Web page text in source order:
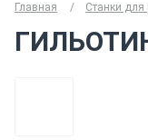
Главная Станки для